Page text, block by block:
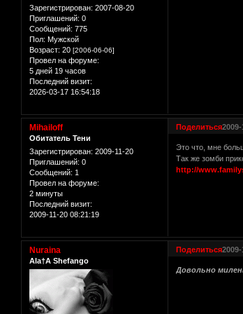
Зарегистрирован: 2007-08-20
Приглашений: 0
Сообщений: 775
Пол: Мужской
Возраст: 20 [2006-06-06]
Провел на форуме:
5 дней 19 часов
Последний визит:
2026-03-17 16:54:18
Поделиться
Mihailoff
Обитатель Тени
Зарегистрирован: 2009-11-20
Приглашений: 0
Сообщений: 1
Провел на форуме:
2 минуты
Последний визит:
2009-11-20 08:21:19
Это что, мне
Так же зомби
http://
Поделиться2009-
Nuraina
Ala†A Shefango
Довольно